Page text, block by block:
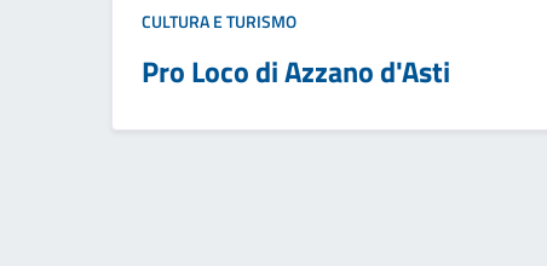
CULTURA E TURISMO
Pro Loco di Azzano d'Asti